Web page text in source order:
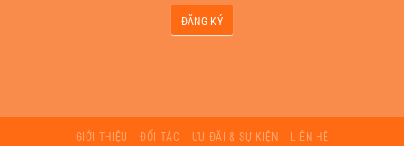
ĐĂNG KÝ
GIỚI THIỆU ĐỐI TÁC ƯU ĐÃI & SỰ KIỆN LIÊN HỆ